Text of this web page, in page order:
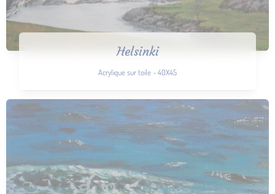
Helsinki
Acrylique sur toile - 40X45